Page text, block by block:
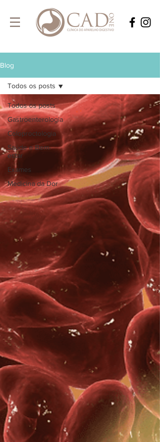
Blog
Todos os posts
Gastroenterologia
Coloproctologia
Saúde e Bem-
estar
Exames
Medicina da Dor
Todos os posts